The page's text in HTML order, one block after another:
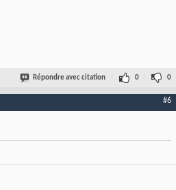
Répondre avec citation 0 0
#6